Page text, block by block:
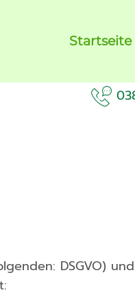
Startseite
DSGVO)